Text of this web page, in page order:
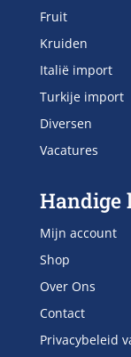
Fruit
Kruiden
Italië import
Turkije import
Diversen
Vacatures
Handige
Mijn account
Shop
Over Ons
Contact
Privacybeleid